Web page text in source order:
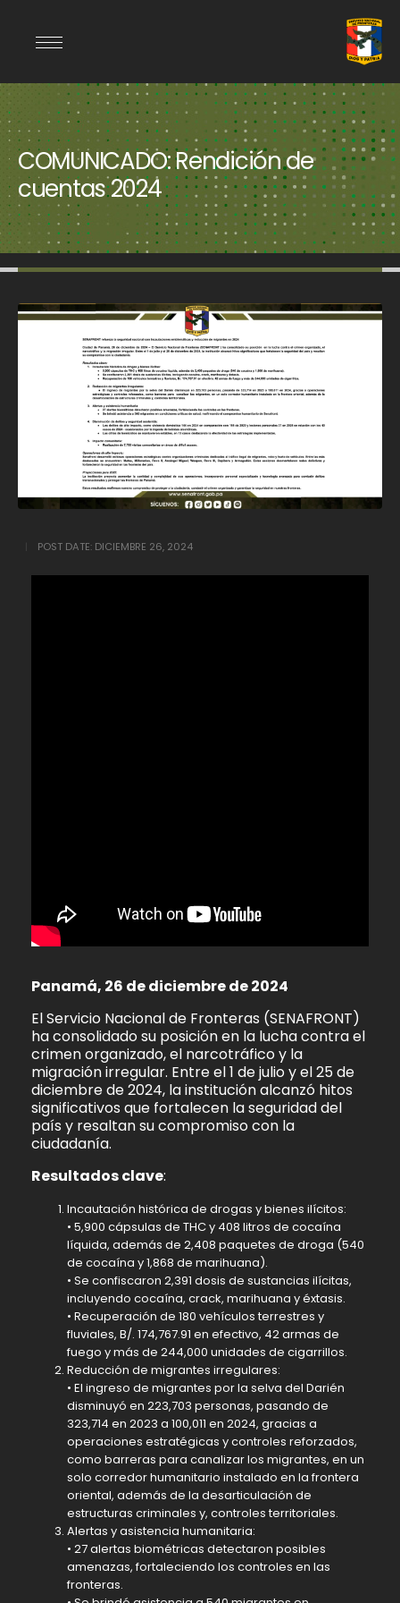
COMUNICADO: Rendición de
cuentas 2024
POST DATE: DICIEMBRE 26, 2024
Panamá, 26 de diciembre de 2024
El Servicio Nacional de Fronteras (SENAFRONT)
ha consolidado su posición en la lucha contra el
crimen organizado, el narcotráfico y la
migración irregular. Entre el 1 de julio y el 25 de
diciembre de 2024, la institución alcanzó hitos
significativos que fortalecen la seguridad del
país y resaltan su compromiso con la
ciudadanía.
Resultados clave:
Incautación histórica de drogas y bienes ilícitos:
• 5,900 cápsulas de THC y 408 litros de cocaína
líquida, además de 2,408 paquetes de droga (540
de cocaína y 1,868 de marihuana).
• Se confiscaron 2,391 dosis de sustancias ilícitas,
incluyendo cocaína, crack, marihuana y éxtasis.
• Recuperación de 180 vehículos terrestres y
fluviales, B/. 174,767.91 en efectivo, 42 armas de
fuego y más de 244,000 unidades de cigarrillos.
Reducción de migrantes irregulares:
• El ingreso de migrantes por la selva del Darién
disminuyó en 223,703 personas, pasando de
323,714 en 2023 a 100,011 en 2024, gracias a
operaciones estratégicas y controles reforzados,
como barreras para canalizar los migrantes, en un
solo corredor humanitario instalado en la frontera
oriental, además de la desarticulación de
estructuras criminales y, controles territoriales.
Alertas y asistencia humanitaria:
• 27 alertas biométricas detectaron posibles
amenazas, fortaleciendo los controles en las
fronteras.